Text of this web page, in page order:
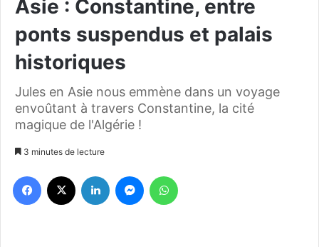
Asie : Constantine, entre
ponts suspendus et palais
historiques
Jules en Asie nous emmène dans un voyage
envoûtant à travers Constantine, la cité
magique de l'Algérie !
3 minutes de lecture